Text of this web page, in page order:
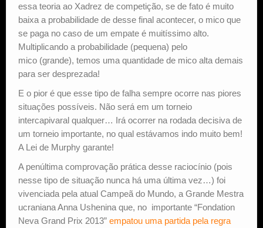
essa teoria ao Xadrez de competição, se de fato é muito
baixa a probabilidade de desse final acontecer, o mico que
se paga no caso de um empate é muitíssimo alto.
Multiplicando a probabilidade (pequena) pelo
mico (grande), temos uma quantidade de mico alta demais
para ser desprezada!
E o pior é que esse tipo de falha sempre ocorre nas piores
situações possíveis. Não será em um torneio
intercapivaral qualquer… Irá ocorrer na rodada decisiva de
um torneio importante, no qual estávamos indo muito bem!
A Lei de Murphy garante!
A penúltima comprovação prática desse raciocínio (pois
nesse tipo de situação nunca há uma última vez…) foi
vivenciada pela atual Campeã do Mundo, a Grande Mestra
ucraniana Anna Ushenina que, no importante “Fondation
Neva Grand Prix 2013” empatou uma partida pela regra